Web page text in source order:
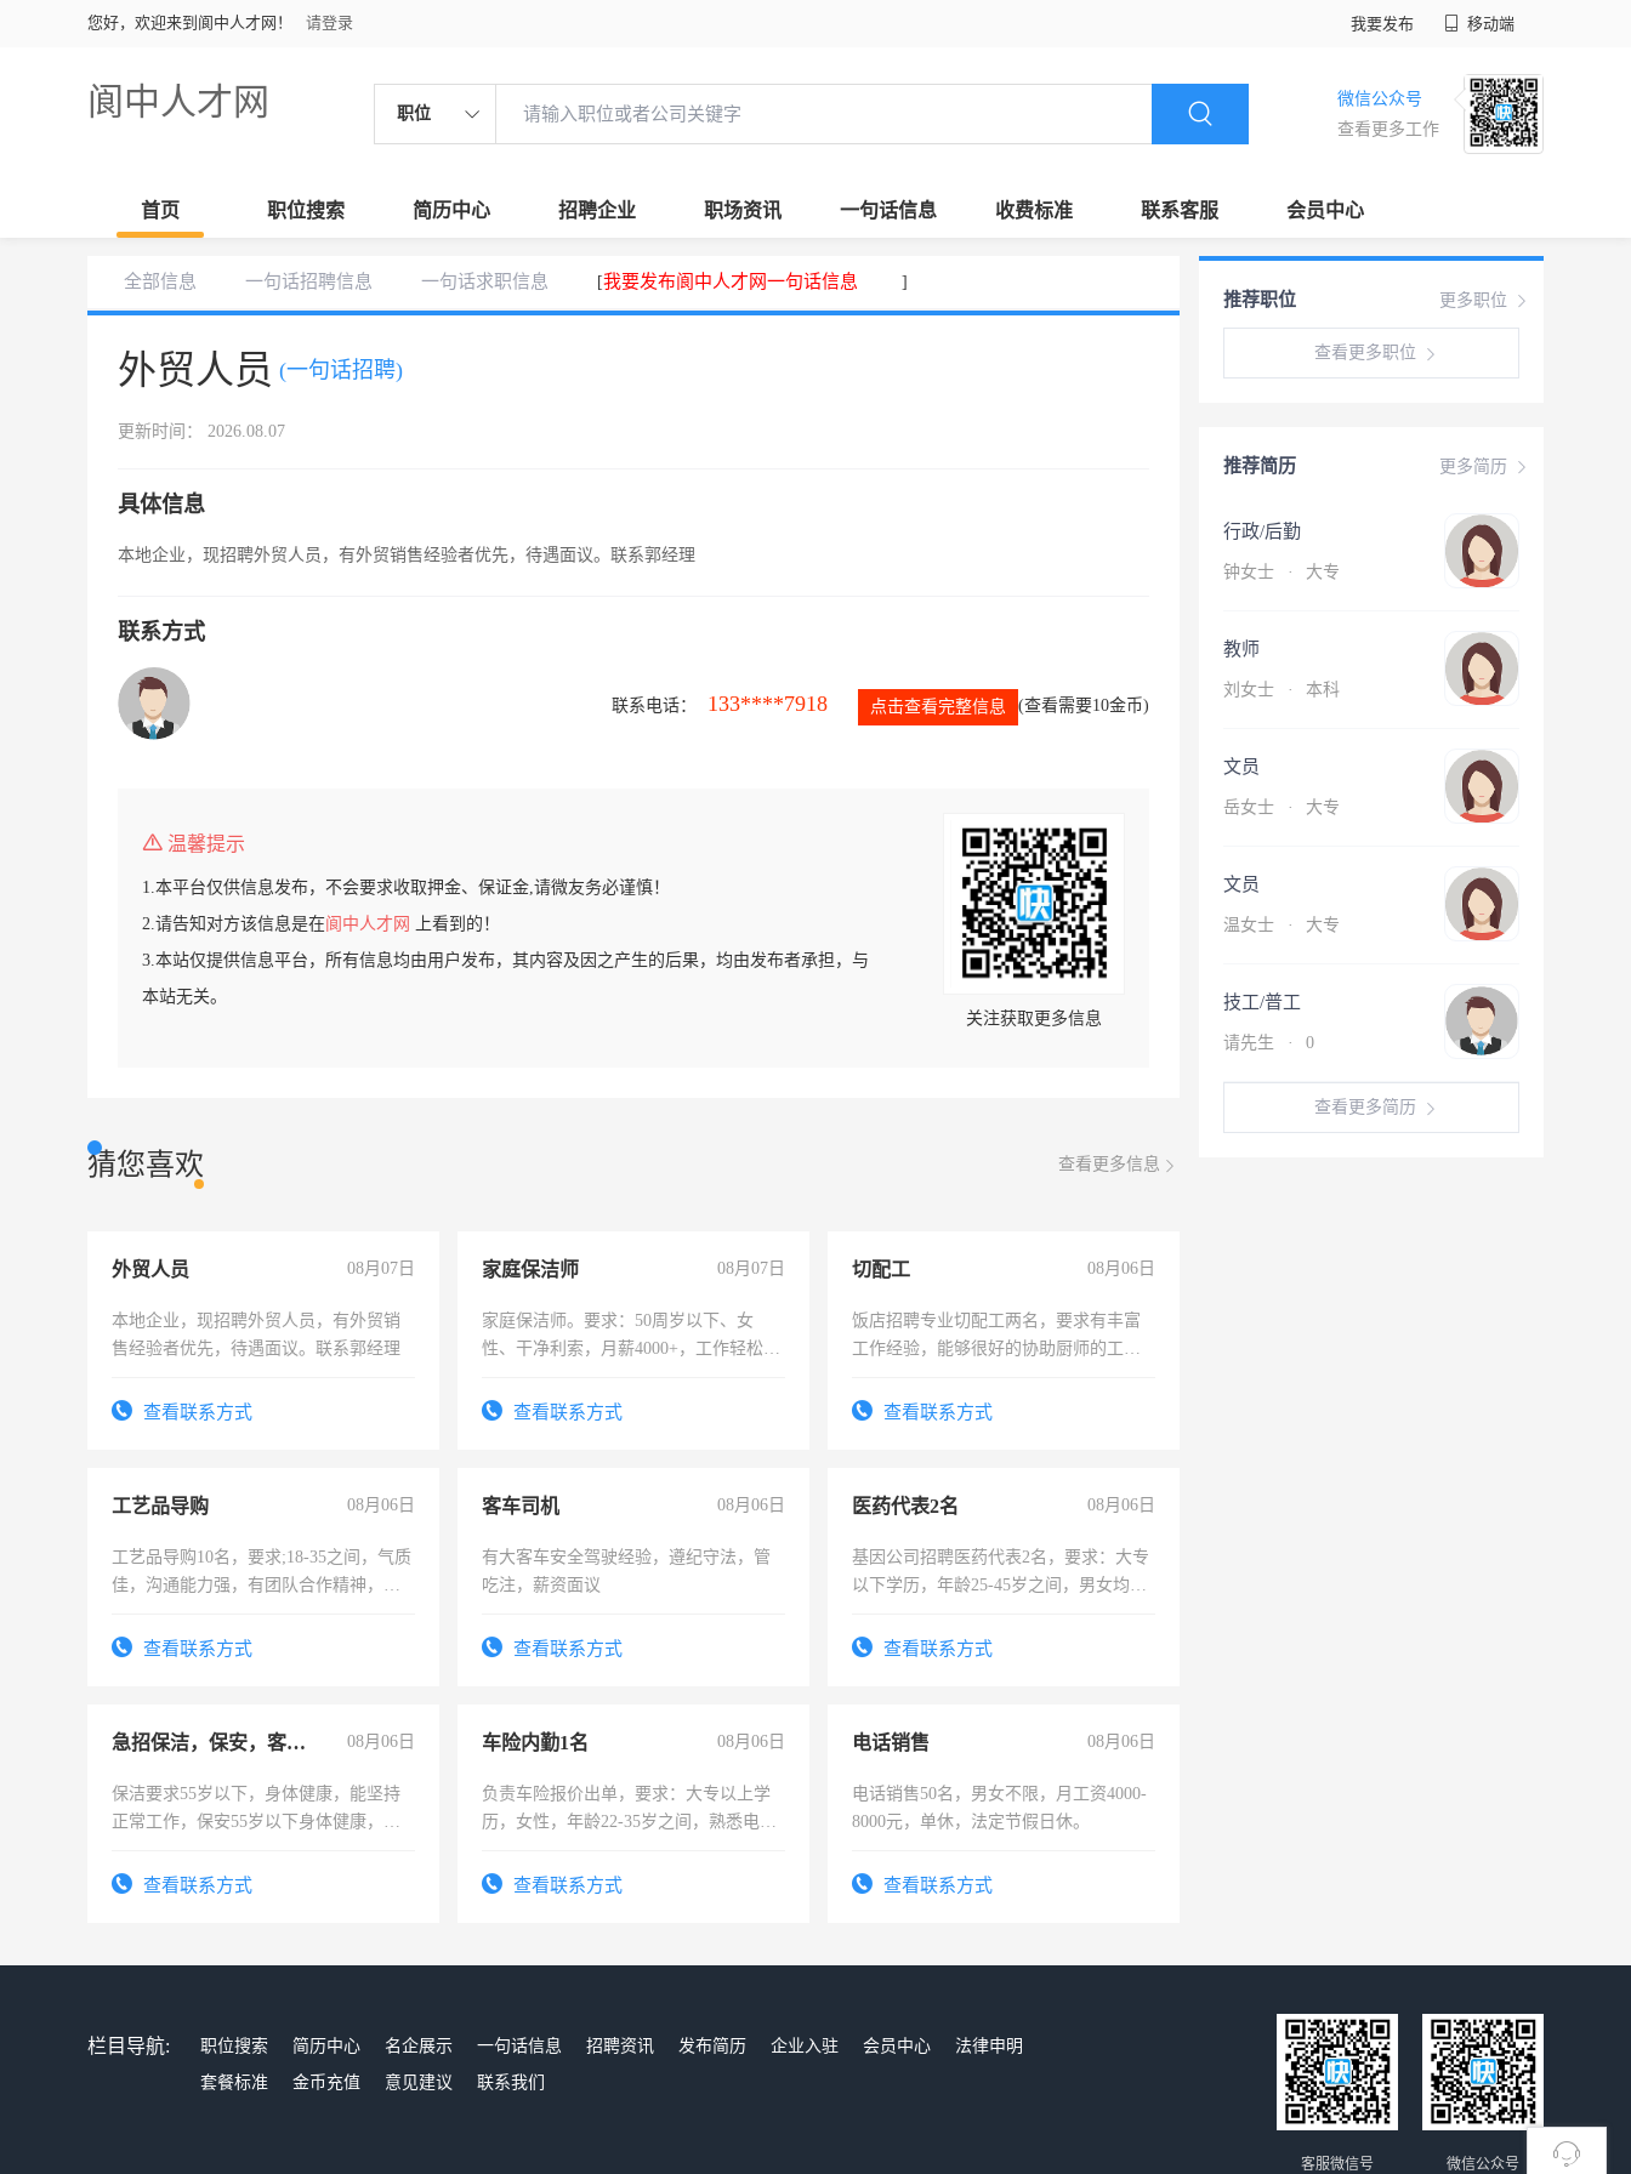
您好，欢迎来到阆中人才网！ 请登录 我要发布 移动端
阆中人才网 职位
微信公众号
查看更多工作
首页 职位搜索 简历中心 招聘企业 职场资讯 一句话信息 收费标准 联系客服 会员中心
全部信息 一句话招聘信息 一句话求职信息 [我要发布阆中人才网一句话信息 ]
外贸人员 (一句话招聘)
更新时间： 2026.08.07
具体信息
本地企业，现招聘外贸人员，有外贸销售经验者优先，待遇面议。联系郭经理
联系方式
联系电话： 133****7918 点击查看完整信息 (查看需要10金币)
温馨提示
1.本平台仅供信息发布，不会要求收取押金、保证金,请微友务必谨慎！
2.请告知对方该信息是在阆中人才网
上看到的！
3.本站仅提供信息平台，所有信息均由用户发布，其内容及因之产生的后果，均由发布者承担，与
本站无关。
关注获取更多信息
猜您喜欢 查看更多信息
外贸人员 08月07日
本地企业，现招聘外贸人员，有外贸销
售经验者优先，待遇面议。联系郭经理
查看联系方式
家庭保洁师 08月07日
家庭保洁师。要求：50周岁以下、女
性、干净利索，月薪4000+，工作轻松，
太太等。查看联系方式
切配工 08月06日
饭店招聘专业切配工两名，要求有丰富
工作经验，能够很好的协助厨师的工
4500。查看联系方式
工艺品导购 08月06日
工艺品导购10名，要求;18-35之间，气质
佳，沟通能力强，有团队合作精神，有
查看联系方式
客车司机 08月06日
有大客车安全驾驶经验，遵纪守法，管
吃注，薪资面议
查看联系方式
医药代表2名 08月06日
基因公司招聘医药代表2名，要求：大专
以下学历，年龄25-45岁之间，男女均
表或者有医学资质的优先，底薪+绩效，
查看联系方式
急招保洁，保安，客服，工程 08月06日
保洁要求55岁以下，身体健康，能坚持
正常工作，保安55岁以下身体健康，有
录，客服要求45岁以下高中以上文化，
查看联系方式
车险内勤1名 08月06日
负责车险报价出单，要求：大专以上学
历，女性，年龄22-35岁之间，熟悉电脑
试用期1-3个月，转正后交纳五险，
查看联系方式
电话销售 08月06日
电话销售50名，男女不限，月工资4000-
8000元，单休，法定节假日休。
查看联系方式
更多职位
推荐职位
查看更多职位
更多简历
推荐简历
行政/后勤
钟女士 · 大专
教师
刘女士 · 本科
文员
岳女士 · 大专
文员
温女士 · 大专
技工/普工
请先生 · 0
查看更多简历
栏目导航: 职位搜索 简历中心 名企展示 一句话信息 招聘资讯 发布简历 企业入驻 会员中心
法律申明
套餐标准
金币充值 意见建议 联系我们
微信公众号
客服微信号